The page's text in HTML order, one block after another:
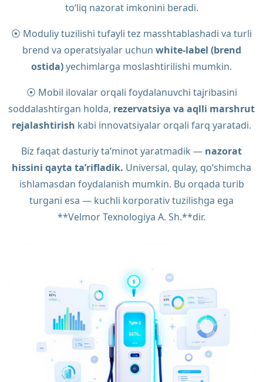
to‘liq nazorat imkonini beradi.
⦿ Moduliy tuzilishi tufayli tez masshtablashadi va turli
brend va operatsiyalar uchun white-label (brend
ostida)yechimlarga moslashtirilishi mumkin.
⦿ Mobil ilovalar orqali foydalanuvchi tajribasini
soddalashtirgan holda, rezervatsiya va aqlli marshrut
rejalashtirish kabi innovatsiyalar orqali farq yaratadi.
Biz faqat dasturiy ta’minot yaratmadik — nazorat
hissini qayta ta’rifladik. Universal, qulay, qo‘shimcha
ishlamasdan foydalanish mumkin. Bu orqada turib
turgani esa — kuchli korporativ tuzilishga ega
**Velmor Texnologiya A. Sh.**dir.